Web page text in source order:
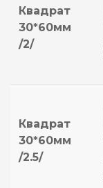
Квадрат
30*60мм
/2/
Квадрат
30*60мм
/2.5/